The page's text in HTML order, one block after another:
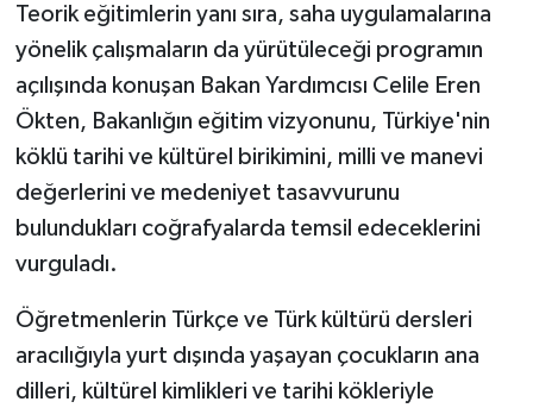
Teorik eğitimlerin yanı sıra, saha uygulamalarına
yönelik çalışmaların da yürütüleceği programın
açılışında konuşan Bakan Yardımcısı Celile Eren
Ökten, Bakanlığın eğitim vizyonunu, Türkiye'nin
köklü tarihi ve kültürel birikimini, milli ve manevi
değerlerini ve medeniyet tasavvurunu
bulundukları coğrafyalarda temsil edeceklerini
vurguladı.
Öğretmenlerin Türkçe ve Türk kültürü dersleri
aracılığıyla yurt dışında yaşayan çocukların ana
dilleri, kültürel kimlikleri ve tarihi kökleriyle